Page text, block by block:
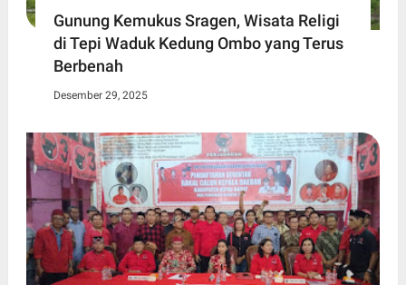
Gunung Kemukus Sragen, Wisata Religi
di Tepi Waduk Kedung Ombo yang Terus
Berbenah
Desember 29, 2025